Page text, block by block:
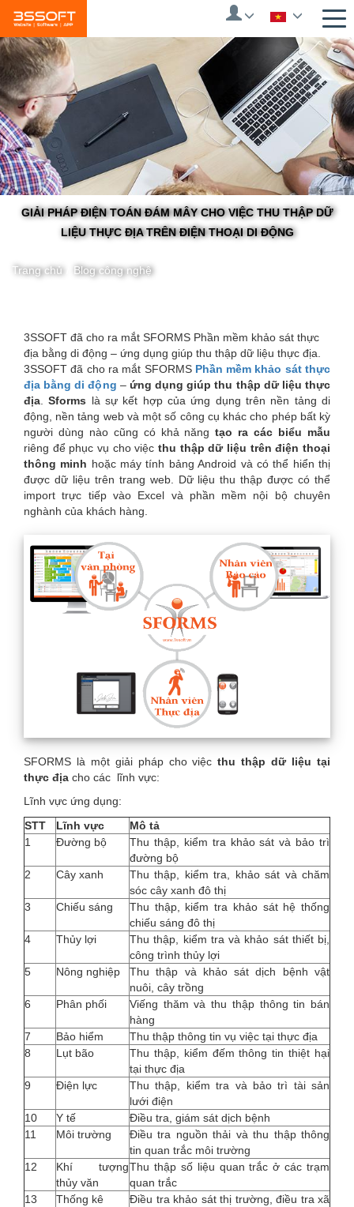
main
content
GIẢI PHÁP ĐIỆN TOÁN ĐÁM MÂY CHO VIỆC THU THẬP DỮ
LIỆU THỰC ĐỊA TRÊN ĐIỆN THOẠI DI ĐỘNG
Trang chủ Blog công nghệ
You
are
here
3SSOFT đã cho ra mắt SFORMS Phần mềm khảo sát thực
địa bằng di động – ứng dụng giúp thu thập dữ liệu thực địa.
3SSOFT đã cho ra mắt SFORMS Phần mềm khảo sát thực
địa bằng di động – ứng dụng giúp thu thập dữ liệu thực
địa .Sforms là sự kết hợp của ứng dụng trên nền tảng di
động, nền tảng web và một số công cụ khác cho phép bất kỳ
người dùng nào cũng có khả năngtạo ra các biểu mẫu
riêng để phục vụ cho việc thu thập dữ liệu trên điện thoại
thông minh hoặc máy tính bảng Android và có thể hiển thị
được dữ liệu trên trang web. Dữ liệu thu thập được có thể
import trực tiếp vào Excel và phần mềm nội bộ chuyên
nghành của khách hàng.
SFORMS là một giải pháp cho việcthu thập dữ liệu tại
thực địa cho các lĩnh vực:
Lĩnh vực ứng dụng:
STT
Lĩnh vực
Mô tả
1
Đường bộ
Thu thập, kiểm tra khảo sát và bảo trì
đường bộ
2
Cây xanh
Thu thập, kiểm tra, khảo sát và chăm
sóc cây xanh đô thị
3
Chiếu sáng
Thu thập, kiểm tra khảo sát hệ thống
chiếu sáng đô thị
4
Thủy lợi
Thu thập, kiểm tra và khảo sát thiết bị,
công trình thủy lợi
5
Nông nghiệp
Thu thập và khảo sát dịch bệnh vật
nuôi, cây trồng
6
Phân phối
Viếng thăm và thu thập thông tin bán
hàng
7
Bảo hiểm
Thu thập thông tin vụ việc tại thực địa
8
Lụt bão
Thu thập, kiểm đếm thông tin thiệt hại
tại thực địa
9
Điện lực
Thu thập, kiểm tra và bảo trì tài sản
lưới điện
10
Y tế
Điều tra, giám sát dịch bệnh
11
Môi trường
Điều tra nguồn thải và thu thập thông
tin quan trắc môi trường
12
Khí tượng
thủy văn
Thu thập số liệu quan trắc ở các trạm
quan trắc
13
Thống kê
Điều tra khảo sát thị trường, điều tra xã